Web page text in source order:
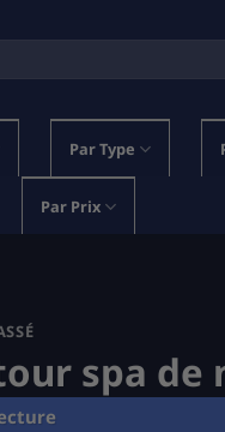
Par Type
Par Prix
spa de